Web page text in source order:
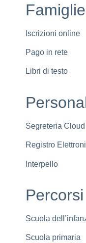
Iscrizioni online
Pago in rete
Libri di testo
Segreteria Cloud
Registro
Interpello
Scuola
Scuola primaria